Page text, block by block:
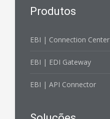
Produtos
EBI | Connection Center
EBI | EDI Gateway
EBI | API Connector